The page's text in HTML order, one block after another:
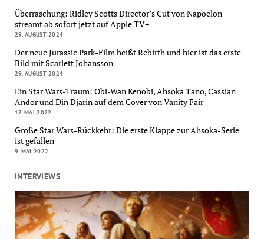
Überraschung: Ridley Scotts Director’s Cut von Napoelon
streamt ab sofort jetzt auf Apple TV+
29. AUGUST 2024
Der neue Jurassic Park-Film heißt Rebirth und hier ist das erste
Bild mit Scarlett Johansson
29. AUGUST 2024
Ein Star Wars-Traum: Obi-Wan Kenobi, Ahsoka Tano, Cassian
Andor und Din Djarin auf dem Cover von Vanity Fair
17. MAI 2022
Große Star Wars-Rückkehr: Die erste Klappe zur Ahsoka-Serie
ist gefallen
9. MAI 2022
INTERVIEWS